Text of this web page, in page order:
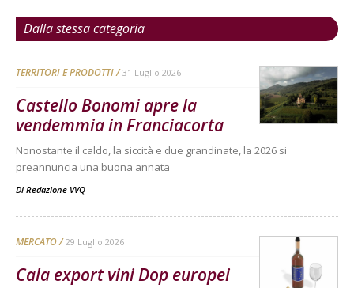
Dalla stessa categoria
TERRITORI E PRODOTTI 31 Luglio 2026
Castello Bonomi apre la
vendemmia in Franciacorta
Nonostante il caldo, la siccità e due grandinate, la 2026 si
preannuncia una buona annata
Di Redazione VVQ
MERCATO 29 Luglio 2026
Cala export vini Dop europei